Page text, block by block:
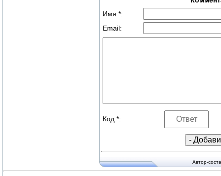
Имя *:
Email:
Код *:
Автор-